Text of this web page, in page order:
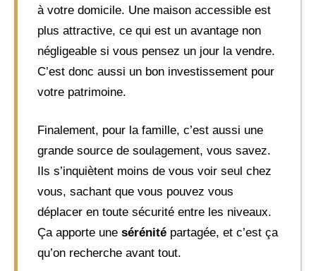
à votre domicile. Une maison accessible est
plus attractive, ce qui est un avantage non
négligeable si vous pensez un jour la vendre.
C’est donc aussi un bon investissement pour
votre patrimoine.
Finalement, pour la famille, c’est aussi une
grande source de soulagement, vous savez.
Ils s’inquiètent moins de vous voir seul chez
vous, sachant que vous pouvez vous
déplacer en toute sécurité entre les niveaux.
Ça apporte une sérénité partagée, et c’est ça
qu’on recherche avant tout.